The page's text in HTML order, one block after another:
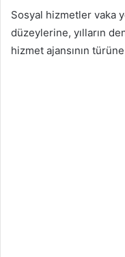
Sosyal hizmetler vaka
düzeylerine, yılların
hizmet ajansının